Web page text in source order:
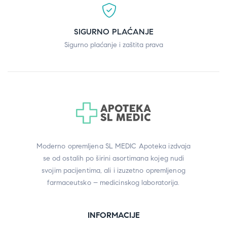
SIGURNO PLAĆANJE
Sigurno plaćanje i zaštita prava
Moderno opremljena SL MEDIC Apoteka izdvaja
se od ostalih po širini asortimana kojeg nudi
svojim pacijentima, ali i izuzetno opremljenog
farmaceutsko – medicinskog laboratorija.
INFORMACIJE